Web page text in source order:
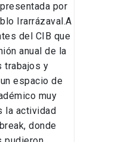
por
Irarrázaval.A
del CIB que
anual de la
trabajos y
espacio de
muy
la actividad
donde